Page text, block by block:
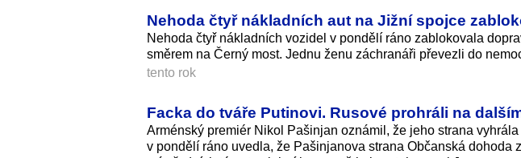
Nehoda čtyř nákladních aut na Jižní spojce
Nehoda čtyř nákladních vozidel v pondělí ráno zablokovala
směrem na Černý most. Jednu ženu záchranáři převezli do
tento rok
Facka do tváře Putinovi. Rusové prohráli na
Arménský premiér Nikol Pašinjan oznámil, že jeho strana
v pondělí ráno uvedla, že Pašinjanova strana Občanská dohoda